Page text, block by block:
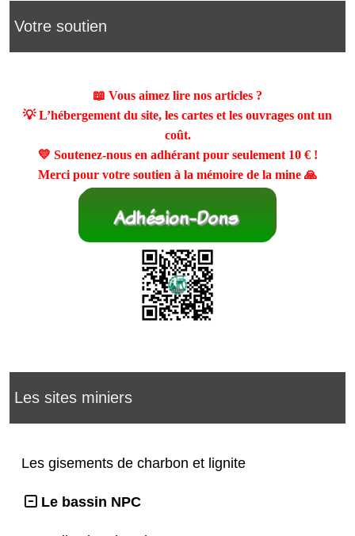
Votre soutien
📖 Vous aimez lire nos articles ?
💡 L’hébergement du site, les cartes et les ouvrages ont un
coût.
💛 Soutenez-nous en adhérant pour seulement 10 €!
Merci pour votre soutien à la mémoire de la mine 🙏
Les sites miniers
Les gisements de charbon et lignite
Le bassin NPC